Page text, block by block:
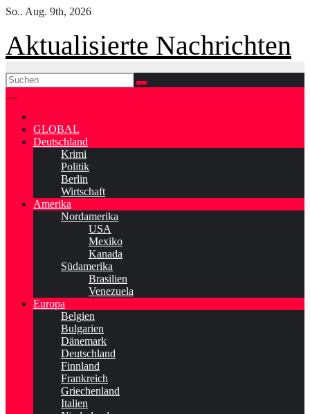
Skip
content
So.. Aug. 9th, 2026
Aktualisierte Nachrichten
GLOBAL
Deutschland
Krimi
Politik
Berlin
Wirtschaft
Amerika
Nordamerika
USA
Mexiko
Kanada
Südamerika
Brasilien
Venezuela
Europa
Belgien
Bulgarien
Dänemark
Deutschland
Finnland
Frankreich
Griechenland
Italien